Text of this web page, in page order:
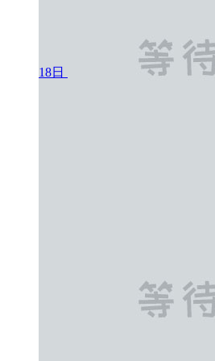
18日